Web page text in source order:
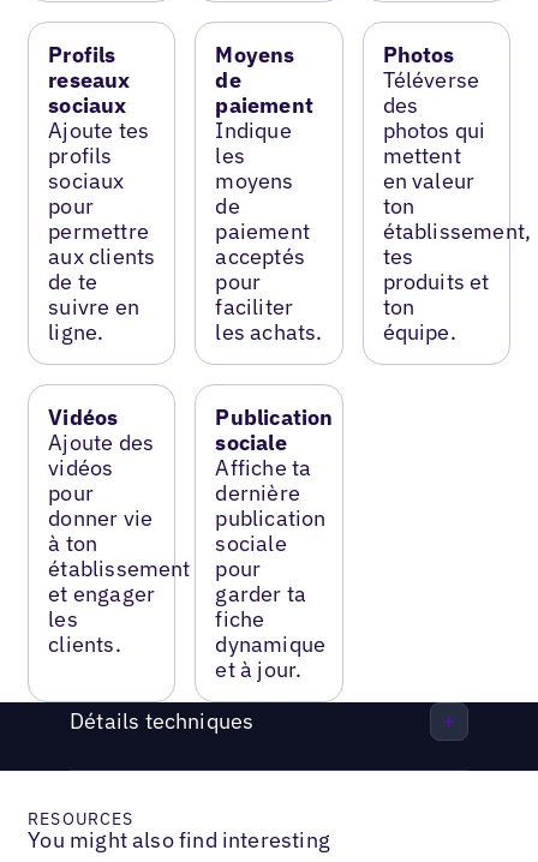
Profils
reseaux
sociaux
Ajoute tes
profils
sociaux
pour
permettre
aux clients
de te
suivre en
ligne.
Moyens
de
paiement
Indique
les
moyens
de
paiement
acceptés
pour
faciliter
les achats.
Photos
Téléverse
des
photos qui
mettent
en valeur
ton
établissement,
tes
produits et
ton
équipe.
Vidéos
Ajoute des
vidéos
pour
donner vie
à ton
établissement
et engager
les
clients.
Publication
sociale
Affiche ta
dernière
publication
sociale
pour
garder ta
fiche
dynamique
et à jour.
Détails techniques
RESOURCES
You might also find interesting